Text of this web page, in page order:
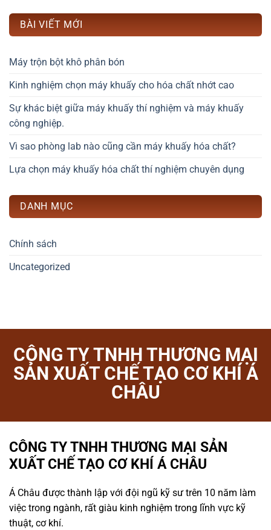
BÀI VIẾT MỚI
Máy trộn bột khô phân bón
Kinh nghiệm chọn máy khuấy cho hóa chất nhớt cao
Sự khác biệt giữa máy khuấy thí nghiệm và máy khuấy
công nghiệp.
Vì sao phòng lab nào cũng cần máy khuấy hóa chất?
Lựa chọn máy khuấy hóa chất thí nghiệm chuyên dụng
DANH MỤC
Chính sách
Uncategorized
CÔNG TY TNHH THƯƠNG MẠI
SẢN XUẤT CHẾ TẠO CƠ KHÍ Á
CHÂU
CÔNG TY TNHH THƯƠNG MẠI SẢN
XUẤT CHẾ TẠO CƠ KHÍ Á CHÂU
Á Châu được thành lập với đội ngũ kỹ sư trên 10 năm làm
việc trong ngành, rất giàu kinh nghiệm trong lĩnh vực kỹ
thuật, cơ khí.